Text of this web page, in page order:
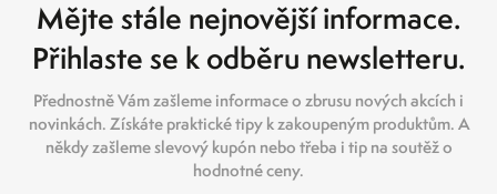
Mějte stále nejnovější informace.
Přihlaste se k odběru newsletteru.
Přednostně Vám zašleme informace o zbrusu nových akcích i
novinkách. Získáte praktické tipy k zakoupeným produktům. A
někdy zašleme slevový kupón nebo třeba i tip na soutěž o
hodnotné ceny.